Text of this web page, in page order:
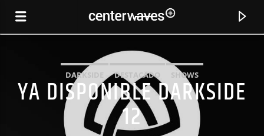
DARKSIDE DESTACADO SHOWS
YA DISPONIBLE DARKSIDE
12